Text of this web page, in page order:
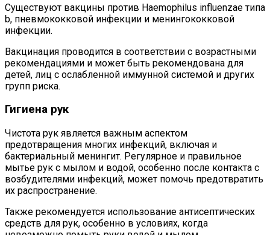
Существуют вакцины против Haemophilus influenzae типа
b, пневмококковой инфекции и менингококковой
инфекции.
Вакцинация проводится в соответствии с возрастными
рекомендациями и может быть рекомендована для
детей, лиц с ослабленной иммунной системой и других
групп риска.
Гигиена рук
Чистота рук является важным аспектом
предотвращения многих инфекций, включая и
бактериальный менингит. Регулярное и правильное
мытье рук с мылом и водой, особенно после контакта с
возбудителями инфекций, может помочь предотвратить
их распространение.
Также рекомендуется использование антисептических
средств для рук, особенно в условиях, когда